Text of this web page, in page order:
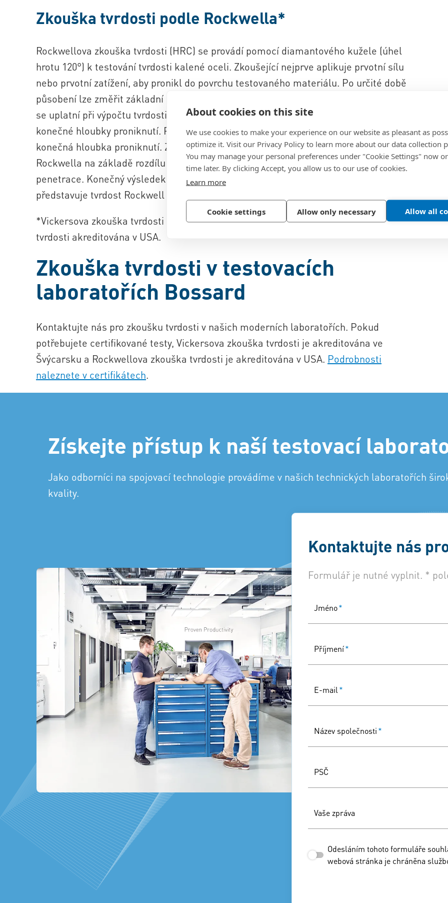
About cookies on this site
We use cookies to make your experience on our website as pleasant as
optimize it. Visit our Privacy Policy to learn more about our data collection
You may manage your personal preferences under "Cookie Settings" now
time later. By clicking Accept, you allow us to our use of cookies.
Learn more
Cookie settings Allow only necessary Allow all
Zkouška tvrdosti podle Rockwella*
Rockwellova zkouška tvrdosti (HRC) se provádí pomocí diamantového kužele (úhel
hrotu 120°) k testování tvrdosti kalené oceli. Zkoušející nejprve aplikuje prvotní sílu
nebo prvotní zatížení, aby pronikl do povrchu testovaného materiálu. Po určité době
působení lze změřit základní hloubku, která slouží jako referenční úroveň a později
se uplatní při výpočtu tvrdosti. Zkušební síla se poté dále zvyšuje, aby se dosáhlo
konečné hloubky proniknutí. Po době setrvání se zkušební síla opět sníží a změří se
konečná hloubka proniknutí. Zkoušející poté vypočítá hodnotu tvrdosti podle
Rockwella na základě rozdílu mezi základní hloubkou a konečnou hloubkou
penetrace. Konečný výsledek hodnoty tvrdosti v kombinaci se zkušebním postupem
představuje tvrdost Rockwell (např. 58HRC).
*Vickersova zkouška tvrdosti akreditována ve Švýcarsku; Rockwellova zkouška
tvrdosti akreditována v USA.
Zkouška tvrdosti v testovacích
laboratořích Bossard
Kontaktujte nás pro zkoušku tvrdosti v našich moderních laboratořích. Pokud
potřebujete certifikované testy, Vickersova zkouška tvrdosti je akreditována ve
Švýcarsku a Rockwellova zkouška tvrdosti je akreditována v USA. Podrobnosti
naleznete v certifikátech.
Získejte přístup k naší testovací
Jako odborníci na spojovací technologie provádíme v našich technických laboratořích
kvality.
Kontaktujte nás
Formulář je nutné vyplnit. *
Jméno*
Příjmení*
E-mail *
Název společnosti*
PSČ
Vaše zpráva
Odesláním tohoto formuláře
webová stránka je chráněna